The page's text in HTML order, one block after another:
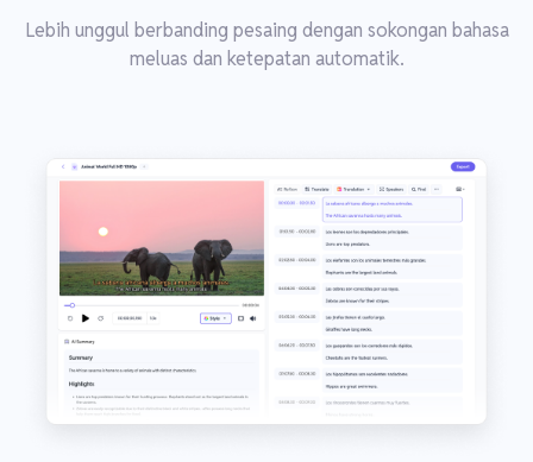
Lebih unggul berbanding pesaing dengan sokongan bahasa
meluas dan ketepatan automatik.